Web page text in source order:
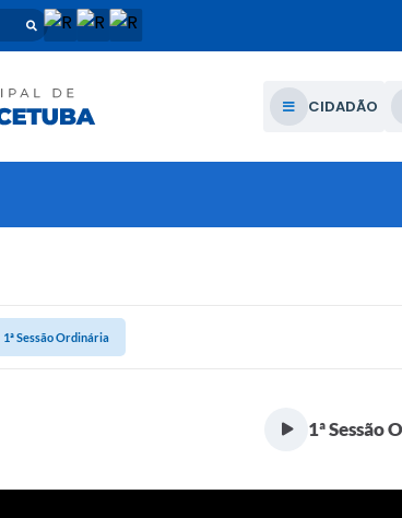
CIDADÃO
1ª Sessão Ordinária
1ª Sessão